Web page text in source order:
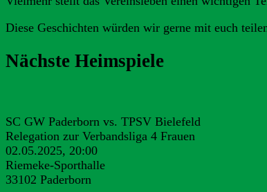
Diese Geschichten würden wir gerne mit euch
Nächste Heimspiele
SC GW Paderborn vs. TPSV Bielefeld
Relegation zur Verbandsliga 4 Frauen
02.05.2025, 20:00
Riemeke-Sporthalle
33102 Paderborn